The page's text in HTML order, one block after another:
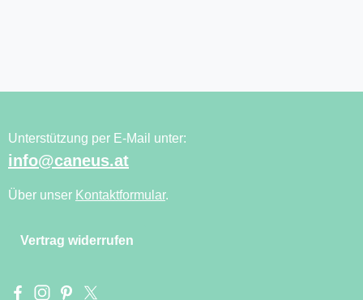
Unterstützung per E-Mail unter:
info@caneus.at
Über unser Kontaktformular.
Vertrag widerrufen
Besuche uns auf Facebook – öffnet in neuem Tab (externer
Schau auf Instagram vorbei – öffnet in neuem Tab
Lass dich auf Pinterest inspirieren – öffnet in neuem
Folge uns auf X – öffnet in neuem Tab (externer